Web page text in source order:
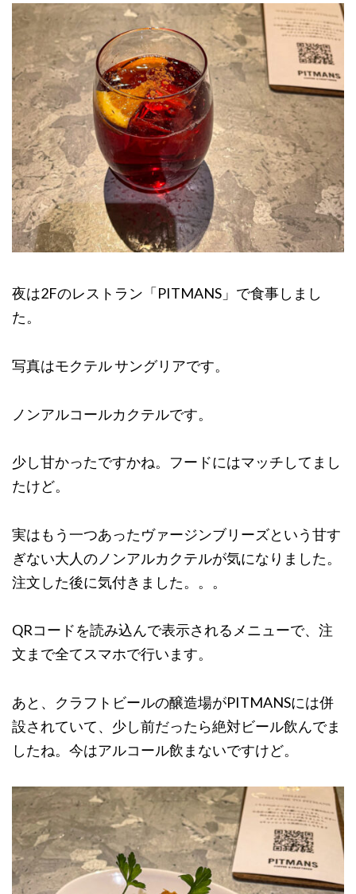
夜は2Fのレストラン「PITMANS」で食事しまし
た。
写真はモクテル サングリアです。
ノンアルコールカクテルです。
少し甘かったですかね。フードにはマッチしてまし
たけど。
実はもう一つあったヴァージンブリーズという甘す
ぎない大人のノンアルカクテルが気になりました。
注文した後に気付きました。。。
QRコードを読み込んで表示されるメニューで、注
文まで全てスマホで行います。
あと、クラフトビールの醸造場がPITMANSには併
設されていて、少し前だったら絶対ビール飲んでま
したね。今はアルコール飲まないですけど。